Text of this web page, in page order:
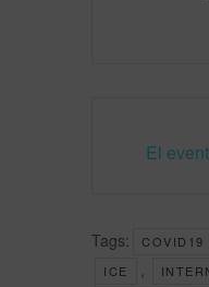
El
Tags: COVID19
ICE ,